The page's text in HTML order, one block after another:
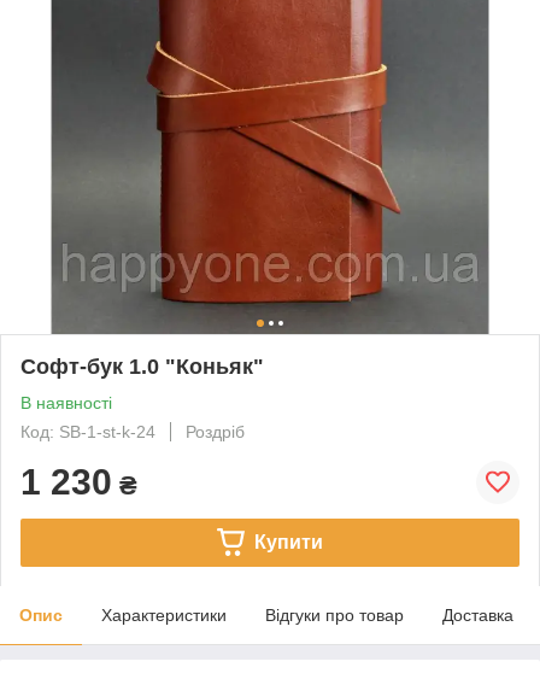
Софт-бук 1.0 "Коньяк"
В наявності
Код: SB-1-st-k-24
Роздріб
1 230 ₴
Купити
Опис Характеристики Відгуки про товар Доставка